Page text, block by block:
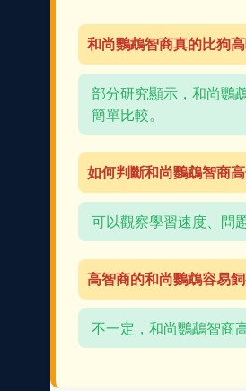
和尚鸚鵡智商真的比狗
部分研究顯示，和尚鸚
簡單比較。
如何判斷和尚鸚鵡智商
可以觀察學習速度、問
高智商的和尚鸚鵡容易
不一定，和尚鸚鵡智商